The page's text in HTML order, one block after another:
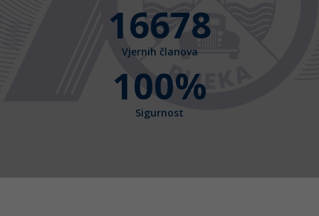
16678
Vjernih članova
100%
Sigurnost